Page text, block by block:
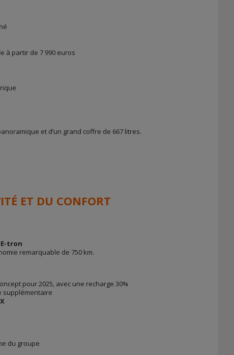
à partir de 7 990 euros
et d’un grand coffre de 667 litres.
ET DU CONFORT
tron
remarquable de 750 km.
pour 2025, avec une recharge 30%
supplémentaire
du groupe